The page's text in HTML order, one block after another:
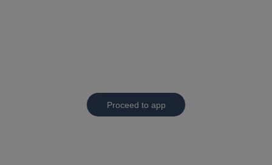
Proceed to app